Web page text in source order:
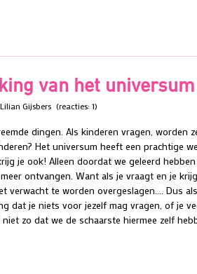
van het universum
Lilian Gijsbers (reacties: 1)
dingen. Als kinderen vragen, worden
Het universum heeft een prachtige
je ook! Alleen doordat we geleerd
ontvangen. Want als je vraagt en je
verwacht te worden overgeslagen…. Dus
dat je niets voor jezelf mag vragen, of je
zo dat we de schaarste hiermee zelf